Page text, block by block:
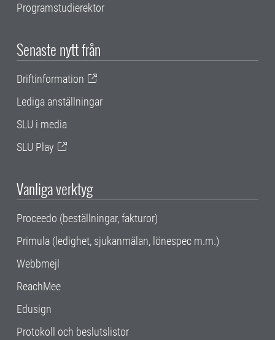
Programstudierektor
Senaste nytt från
Driftinformation
Lediga anställningar
SLU i media
SLU Play
Vanliga verktyg
Proceedo (beställningar, fakturor)
Primula (ledighet, sjukanmälan, lönespec m.m.)
Webbmejl
ReachMee
Edusign
Protokoll och beslutslistor